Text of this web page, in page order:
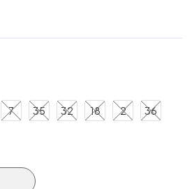
7 35 32 18 2 36